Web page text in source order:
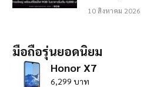
10 สิงหาคม 2026
มือถือรุ่นยอดนิยม
Honor X7
6,299 บาท